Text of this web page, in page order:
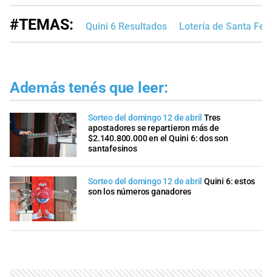
#TEMAS: Quini 6 Resultados Lotería de Santa Fe
Además tenés que leer:
Sorteo del domingo 12 de abril Tres
apostadores se repartieron más de
$2.140.800.000 en el Quini 6: dos son
santafesinos
Sorteo del domingo 12 de abril Quini 6: estos
son los números ganadores